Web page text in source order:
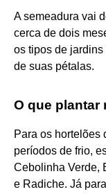
A semeadura vai
cerca de dois
os tipos de
de suas pétalas.
O que plantar
Para os hortelões
períodos de frio,
Cebolinha Verde,
e Radiche. Já